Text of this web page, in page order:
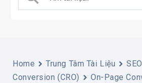
Home Trung Tâm Tài Liệu
Conversion (CRO)
On-Page